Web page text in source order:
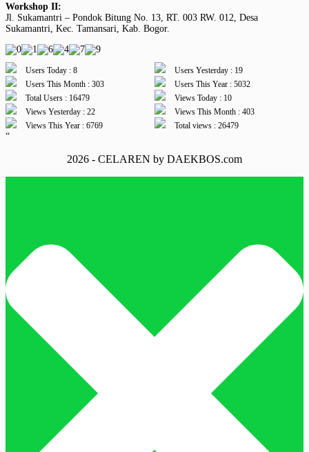
Workshop II:
Jl. Sukamantri – Pondok Bitung No. 13, RT. 003 RW. 012, Desa
Sukamantri, Kec. Tamansari, Kab. Bogor.
Users Today : 8
Users Yesterday : 19
Users This Month : 303
Users This Year : 5032
Total Users : 16479
Views Today : 10
Views Yesterday : 22
Views This Month : 403
Views This Year : 6769
Total views : 26479
“
2026 - CELAREN by DAEKBOS.com